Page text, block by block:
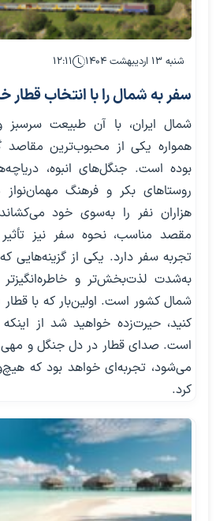
شنبه ۱۳ اردیبهشت ۱۴۰۴ ۱۲:۱۱
سفر به شمال را با انتخاب قطار
شمال ایران، با آن طبیعت سرسبز
همواره یکی از محبوب‌ترین مقاصد
بوده است. جنگل‌های انبوه،
روستاهای بکر و فرهنگ
هزاران نفر را به‌سوی خود
مقصد مناسب، نحوه سفر نیز
تجربه سفر دارد. یکی از گزینه‌هایی
به‌شدت لذت‌بخش‌تر و
شمال کشور است. اولین‌بار که با قطار
کنید، حیرت‌زده خواهید شد از
است. صدای قطار در دل جنگل و مهی
می‌شود، تجربه‌ای خواهد بود که
کرد.